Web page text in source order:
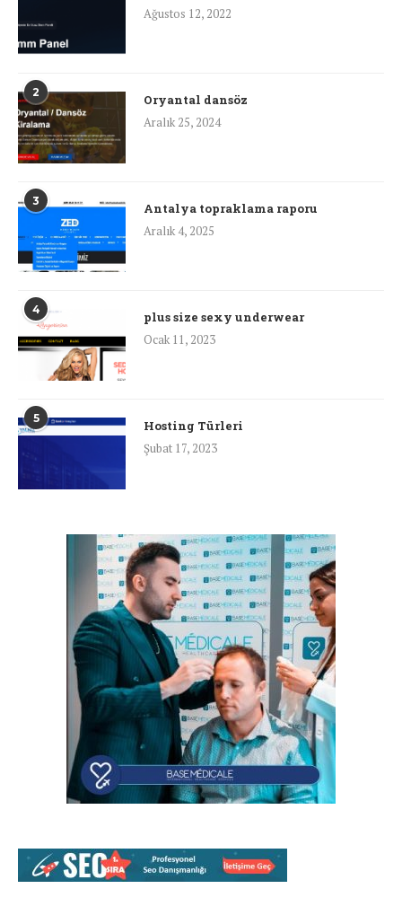
Ağustos 12, 2022
2
Oryantal dansöz
Aralık 25, 2024
3
Antalya topraklama raporu
Aralık 4, 2025
4
plus size sexy underwear
Ocak 11, 2023
5
Hosting Türleri
Şubat 17, 2023